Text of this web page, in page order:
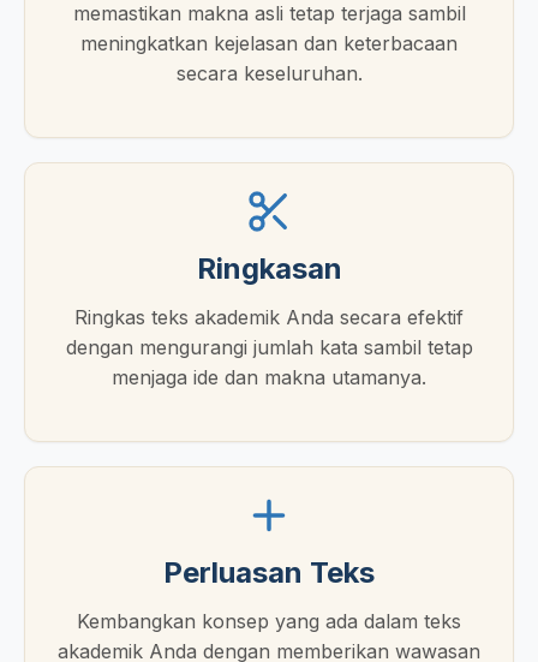
memastikan makna asli tetap terjaga sambil
meningkatkan kejelasan dan keterbacaan
secara keseluruhan.
Ringkasan
Ringkas teks akademik Anda secara efektif
dengan mengurangi jumlah kata sambil tetap
menjaga ide dan makna utamanya.
Perluasan Teks
Kembangkan konsep yang ada dalam teks
akademik Anda dengan memberikan wawasan